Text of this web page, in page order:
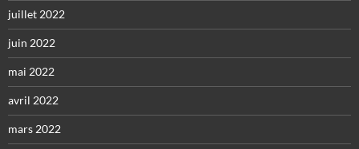
juillet 2022
juin 2022
mai 2022
avril 2022
mars 2022